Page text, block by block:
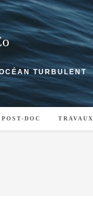
TURBULENT
DOC TRAVAUX